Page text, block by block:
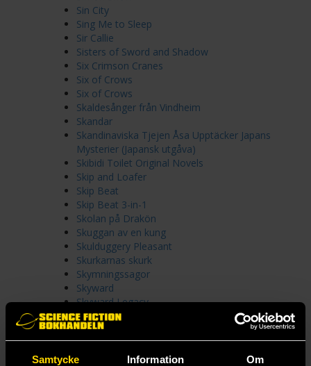
Samtycke Information Om
Sin City
Sing Me to Sleep
Sir Callie
Sisters of Sword and Shadow
Six Crimson Cranes
Six of Crows
Six of Crows
Skaldesånger från Vindheim
Skandar
Skandinaviska Tjejen Åsa Upptäcker Japans
Mysterier (Japansk utgåva)
Skibidi Toilet Original Novels
Skip and Loafer
Skip Beat
Skip Beat 3-in-1
Skolan på Drakön
Skuggan av en kung
Skulduggery Pleasant
Skurkarnas skurk
Skymningssagor
Skyward
Skyward Legacy
Sláine - The Definitive Edition
Slam Dunk
Slayer
Sleeping on Paper Boats